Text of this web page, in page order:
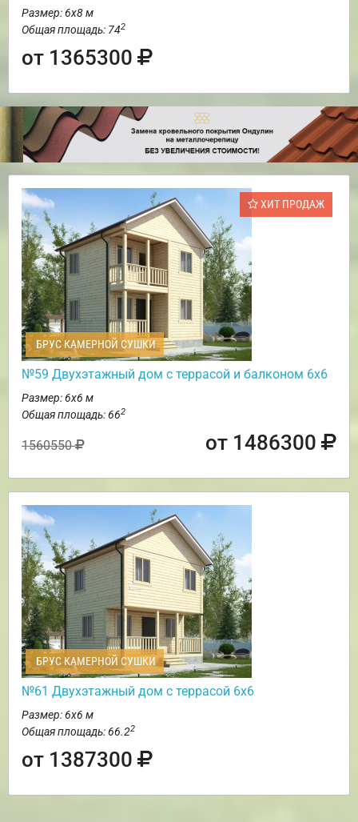
Размер: 6х8 м
Общая площадь: 742
от 1365300
ХИТ ПРОДАЖ
БРУС КАМЕРНОЙ СУШКИ
№59 Двухэтажный дом с террасой и балконом 6х6
Размер: 6х6 м
Общая площадь: 662
1560550 от 1486300
БРУС КАМЕРНОЙ СУШКИ
№61 Двухэтажный дом с террасой 6х6
Размер: 6х6 м
Общая площадь: 66.22
от 1387300